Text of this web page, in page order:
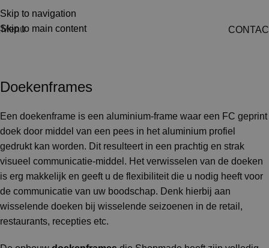
Skip to navigation
Skip to main content
Menu
Doekenframes
Een doekenframe is een aluminium-frame waar een FC geprint
doek door middel van een pees in het aluminium profiel
gedrukt kan worden. Dit resulteert in een prachtig en strak
visueel communicatie-middel. Het verwisselen van de doeken
is erg makkelijk en geeft u de flexibiliteit die u nodig heeft voor
de communicatie van uw boodschap. Denk hierbij aan
wisselende doeken bij wisselende seizoenen in de retail,
restaurants, recepties etc.